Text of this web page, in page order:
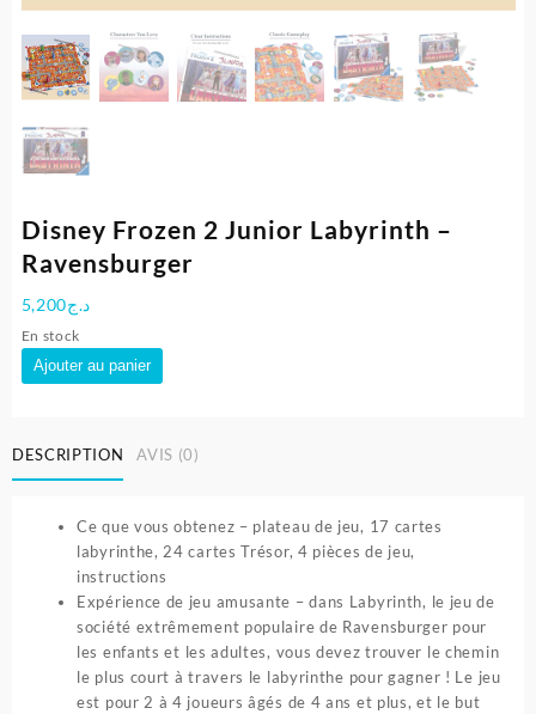
Disney Frozen 2 Junior Labyrinth –
Ravensburger
د.ج5,200
En stock
quantité
de
2
Junior
Ravensburger
Ajouter au panier
DESCRIPTION AVIS (0)
Ce que vous obtenez – plateau de jeu, 17 cartes
labyrinthe, 24 cartes Trésor, 4 pièces de jeu,
instructions
Expérience de jeu amusante – dans Labyrinth, le jeu de
société extrêmement populaire de Ravensburger pour
les enfants et les adultes, vous devez trouver le chemin
le plus court à travers le labyrinthe pour gagner ! Le jeu
est pour 2 à 4 joueurs âgés de 4 ans et plus, et le but